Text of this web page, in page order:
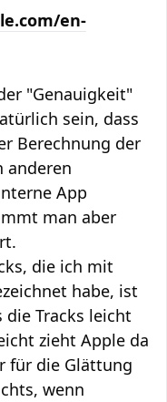
en-
"Genauigkeit"
sein, dass
Berechnung der
anderen
App
man aber
die ich mit
habe, ist
Tracks leicht
zieht Apple da
für die Glättung
wenn